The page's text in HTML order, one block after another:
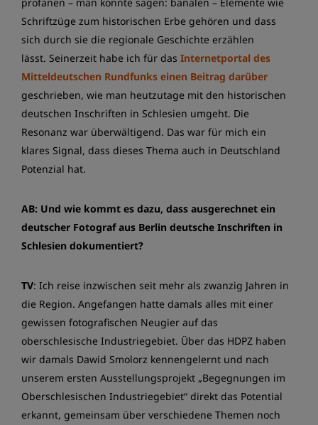
Schriftzüge zum historischen Erbe gehören und dass
sich durch sie die regionale Geschichte erzählen
lässt. Seinerzeit habe ich für das Internetportal des
Mitteldeutschen Rundfunks einen Beitrag darüber
geschrieben, wie man heutzutage mit den historischen
deutschen Inschriften in Schlesien umgeht. Die
Resonanz war überwältigend. Das war für mich ein
klares Signal, dass dieses Thema auch in Deutschland
Potenzial hat.
AB: Und wie kommt es dazu, dass ausgerechnet ein
deutscher Fotograf aus Berlin deutsche Inschriften in
Schlesien dokumentiert?
TV: Ich reise inzwischen seit mehr als zwanzig Jahren in
die Region. Angefangen hatte damals alles mit einer
gewissen fotografischen Neugier auf das
oberschlesische Industriegebiet. Über das HDPZ haben
wir damals Dawid Smolorz kennengelernt und nach
unserem ersten Ausstellungsprojekt „Begegnungen im
Oberschlesischen Industriegebiet“ direkt das Potential
erkannt, gemeinsam über verschiedene Themen noch